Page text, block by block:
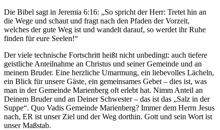
Die Bibel sagt in Jeremia 6:16: „So spricht der Herr: Tretet hin an
die Wege und schaut und fragt nach den Pfaden der Vorzeit,
welches der gute Weg ist und wandelt darauf, so werdet ihr Ruhe
finden für eure Seelen!“
Der viele technische Fortschritt heißt nicht unbedingt: auch tiefere
geistliche Anteilnahme an Christus und seiner Gemeinde und an
meinem Bruder. Eine herzliche Umarmung, ein liebevolles Lächeln,
ein Blick für unsere Gäste, ein gemeinsames Gebet – dies ist, was
man in der Gemeinde Marienberg oft erlebt hat. Nimm Anteil an
Deinem Bruder und an Deiner Schwester – das ist das „Salz in der
Suppe“. Quo Vadis Gemeinde Marienberg? Immer dem Herrn Jesus
nach, ER ist unser Ziel und der Weg dorthin. Gott und sein Wort ist
unser Maßstab.